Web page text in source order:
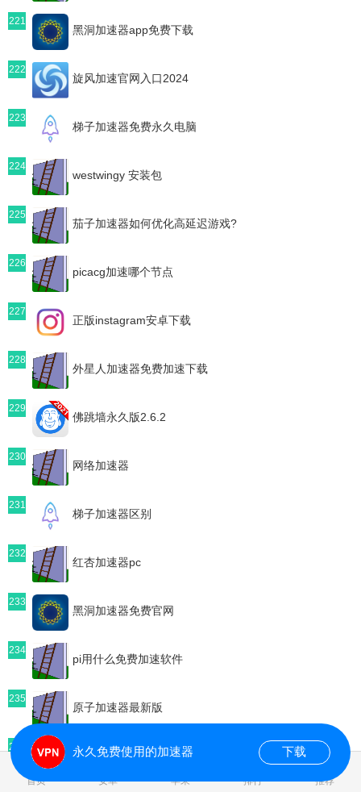
221
黑洞加速器app免费下载
222
旋风加速官网入口2024
223
梯子加速器免费永久电脑
224
westwingy 安装包
225
茄子加速器如何优化高延迟游戏?
226
picacg加速哪个节点
227
正版instagram安卓下载
228
外星人加速器免费加速下载
229
佛跳墙永久版2.6.2
230
网络加速器
231
梯子加速器区别
232
红杏加速器pc
233
黑洞加速器免费官网
234
pi用什么免费加速软件
235
原子加速器最新版
236
免费的加速器
首页 安卓 苹果 排行 推荐
永久免费使用的加速器 下载
0.063140s